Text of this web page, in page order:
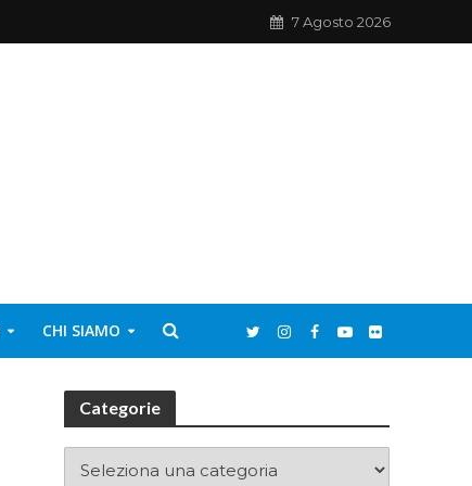
7 Agosto 2026
CHI SIAMO
Categorie